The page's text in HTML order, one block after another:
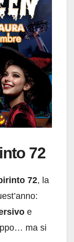
72
72, la
e
ma si